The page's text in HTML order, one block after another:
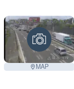
MAP